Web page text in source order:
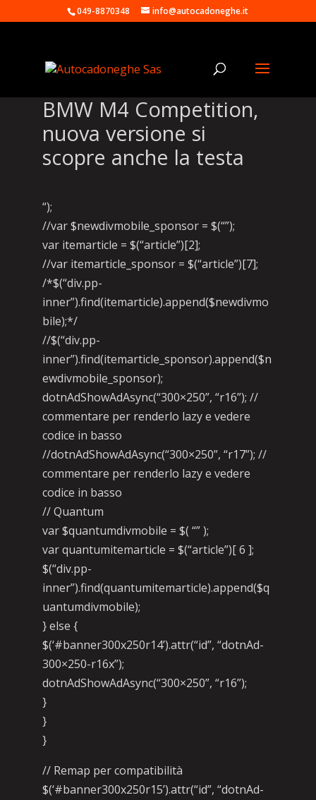
049-8870348 info@autocadoneghe.it
BMW M4 Competition,
nuova versione si
scopre anche la testa
“);
//var $newdivmobile_sponsor = $(“”);
var itemarticle = $(“article”)[2];
//var itemarticle_sponsor = $(“article”)[7];
/*$(“div.pp-
inner”).find(itemarticle).append($newdivmo
bile);*/
//$(“div.pp-
inner”).find(itemarticle_sponsor).append($n
ewdivmobile_sponsor);
dotnAdShowAdAsync(“300×250”, “r16”); //
commentare per renderlo lazy e vedere
codice in basso
//dotnAdShowAdAsync(“300×250”, “r17”); //
commentare per renderlo lazy e vedere
codice in basso
// Quantum
var $quantumdivmobile = $( “” );
var quantumitemarticle = $(“article”)[ 6 ];
$(“div.pp-
inner”).find(quantumitemarticle).append($q
uantumdivmobile);
} else {
$(‘#banner300x250r14’).attr(“id”, “dotnAd-
300×250-r16x”);
dotnAdShowAdAsync(“300×250”, “r16”);
}
}
}
// Remap per compatibilità
$(‘#banner300x250r15’).attr(“id”, “dotnAd-